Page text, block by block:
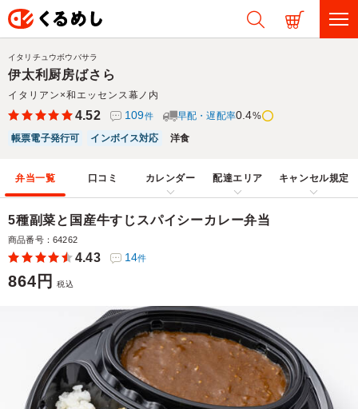
伊太利厨房ばさら
イタリアン×和エッセンス幕ノ内
イタリチュウボウバサラ
4.52 109件 早配・遅配率0.4%
帳票電子発行可
インボイス対応 洋食
弁当一覧 口コミ カレンダー 配達エリア キャンセル規定
5種副菜と国産牛すじスパイシーカレー弁当
商品番号：64262
4.43 14件
864円 税込